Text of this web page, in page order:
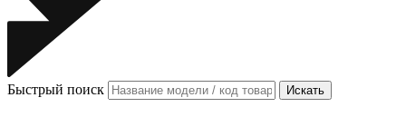
Быстрый поиск Искать